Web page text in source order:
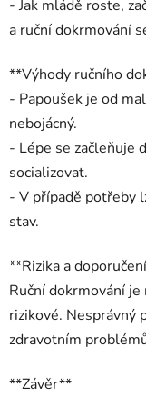
- Jak mládě roste,
a ruční dokrmování
**Výhody ručního
- Papoušek je od
nebojácný.
- Lépe se začleňuje
socializovat.
- V případě potřeby
stav.
**Rizika a
Ruční dokrmování je
rizikové. Nesprávný
zdravotním
**Závěr**